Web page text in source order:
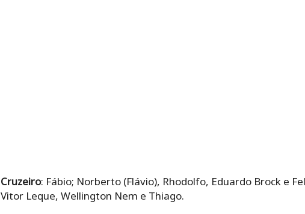
Cruzeiro: Fábio; Norberto (Flávio), Rhodolfo, Eduardo Brock e
Vitor Leque, Wellington Nem e Thiago.